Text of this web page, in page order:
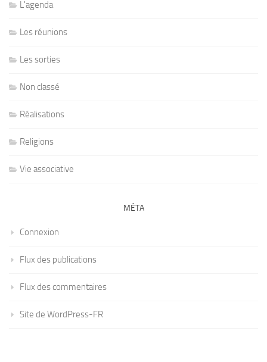
L'agenda
Les réunions
Les sorties
Non classé
Réalisations
Religions
Vie associative
MÉTA
Connexion
Flux des publications
Flux des commentaires
Site de WordPress-FR